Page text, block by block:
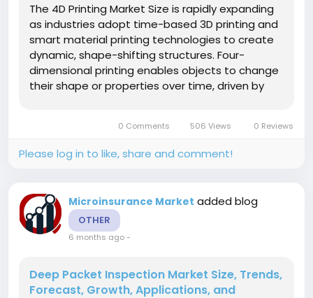
The 4D Printing Market Size is rapidly expanding
as industries adopt time-based 3D printing and
smart material printing technologies to create
dynamic, shape-shifting structures. Four-
dimensional printing enables objects to change
their shape or properties over time, driven by
market growth is fueled by...
0 Comments 506 Views 0 Reviews
Please log in to like, share and comment!
Microinsurance Market added blog
OTHER
6 months ago-
Deep Packet Inspection Market Size, Trends,
Forecast, Growth, Applications, and